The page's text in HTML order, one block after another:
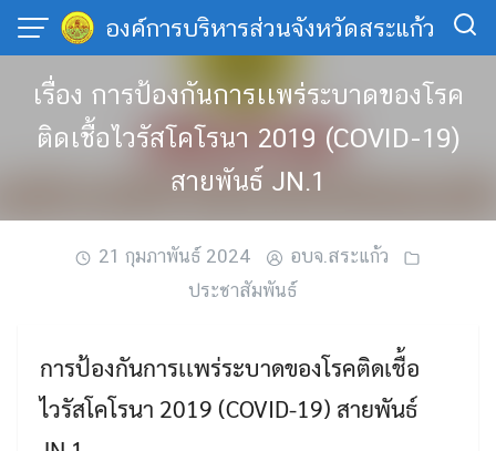
Skip
content
องค์การบริหารส่วนจังหวัดสระแก้ว
เรื่อง การป้องกันการเเพร่ระบาดของโรค
ติดเชื้อไวรัสโคโรนา 2019 (COVID-19)
สายพันธ์ JN.1
21 กุมภาพันธ์ 2024
อบจ.สระแก้ว
ประชาสัมพันธ์
การป้องกันการเเพร่ระบาดของโรคติดเชื้อ
ไวรัสโคโรนา 2019 (COVID-19) สายพันธ์